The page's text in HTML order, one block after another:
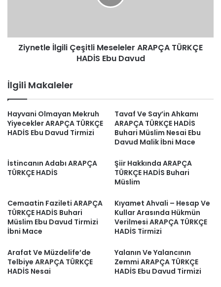
Davud
Ziynetle İlgili Çeşitli Meseleler ARAPÇA TÜRKÇE
HADİS Ebu Davud
İlgili Makaleler
Hayvani Olmayan Mekruh
Yiyecekler ARAPÇA TÜRKÇE
HADİS Ebu Davud Tirmizi
Tavaf Ve Say’in Ahkamı
ARAPÇA TÜRKÇE HADİS
Buhari Müslim Nesai Ebu
Davud Malik İbni Mace
İstincanın Adabı ARAPÇA
TÜRKÇE HADİS
Şiir Hakkında ARAPÇA
TÜRKÇE HADİS Buhari
Müslim
Cemaatin Fazileti ARAPÇA
TÜRKÇE HADİS Buhari
Müslim Ebu Davud Tirmizi
İbni Mace
Kıyamet Ahvali – Hesap Ve
Kullar Arasında Hükmün
Verilmesi ARAPÇA TÜRKÇE
HADİS Tirmizi
Arafat Ve Müzdelife’de
Telbiye ARAPÇA TÜRKÇE
HADİS Nesai
Yalanın Ve Yalancının
Zemmi ARAPÇA TÜRKÇE
HADİS Ebu Davud Tirmizi